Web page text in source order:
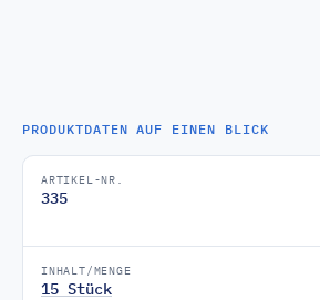
PRODUKTDATEN AUF EINEN BLICK
ARTIKEL-NR.
335
INHALT/MENGE
15 Stück